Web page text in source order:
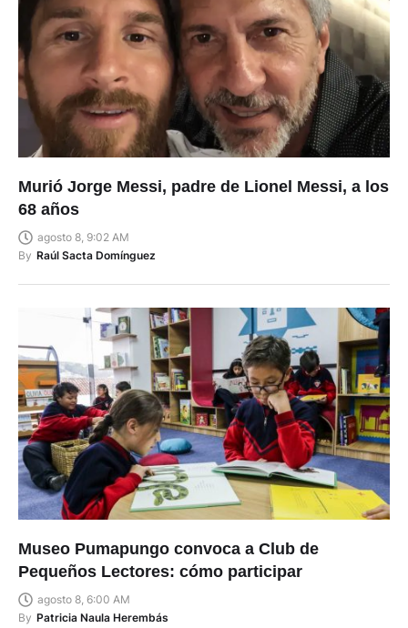
Murió Jorge Messi, padre de Lionel Messi, a los
68 años
agosto 8, 9:02 AM
By Raúl Sacta Domínguez
Museo Pumapungo convoca a Club de
Pequeños Lectores: cómo participar
agosto 8, 6:00 AM
By Patricia Naula Herembás